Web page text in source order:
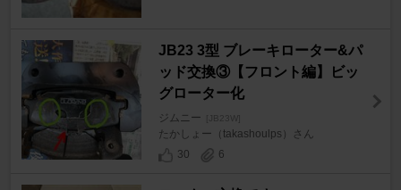
JB23 3型 ブレーキローター&パ
ッド交換③【フロント編】ビッ
グローター化
ジムニー [JB23W]
たかしょー（takashoulps）さん
30
6